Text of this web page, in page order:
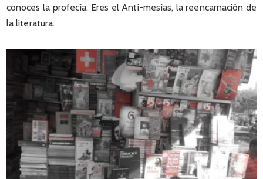
conoces la profecía. Eres el Anti-mesías, la reencarnación de
la literatura.